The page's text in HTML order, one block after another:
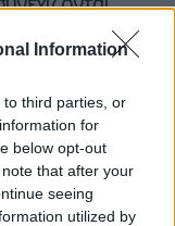
Information
third parties, or
for
below opt-out
that after your
seeing
utilized by
η